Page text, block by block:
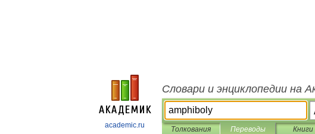
academic.ru
Словари и энциклопедии на
Толкования Переводы Книги